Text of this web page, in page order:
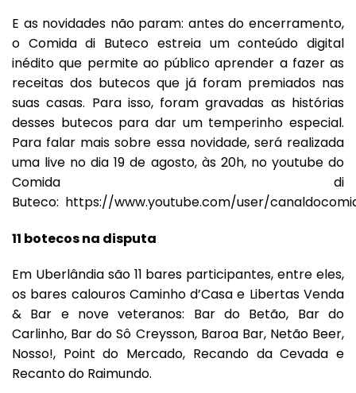
E as novidades não param: antes do encerramento,
o Comida di Buteco estreia um conteúdo digital
inédito que permite ao público aprender a fazer as
receitas dos butecos que já foram premiados nas
suas casas. Para isso, foram gravadas as histórias
desses butecos para dar um temperinho especial.
Para falar mais sobre essa novidade, será realizada
uma live no dia 19 de agosto, às 20h, no youtube do
Comida di
Buteco: https://www.youtube.com/user/
11 botecos na disputa
Em Uberlândia são 11 bares participantes, entre eles,
os bares calouros Caminho d’Casa e Libertas Venda
& Bar e nove veteranos: Bar do Betão, Bar do
Carlinho, Bar do Sô Creysson, Baroa Bar, Netão Beer,
Nosso!, Point do Mercado, Recando da Cevada e
Recanto do Raimundo.